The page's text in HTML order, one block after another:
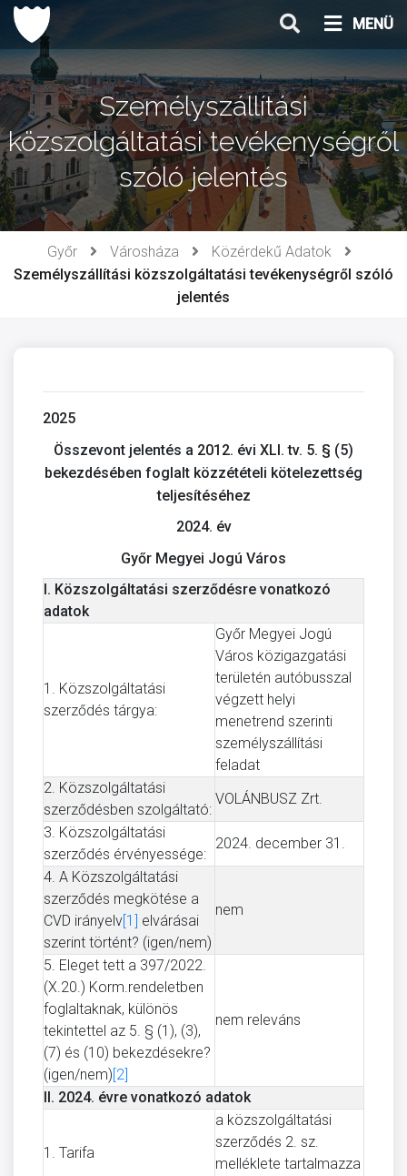
Ugrás
tartalomhoz
MENÜ
Személyszállítási
közszolgáltatási tevékenységről
szóló jelentés
Győr Városháza
Közérdekű Adatok
Személyszállítási közszolgáltatási tevékenységről szóló
jelentés
2025
Összevont jelentés a 2012. évi XLI. tv. 5. § (5)
bekezdésében foglalt közzétételi kötelezettség
teljesítéséhez
2024. év
Győr Megyei Jogú Város
I. Közszolgáltatási szerződésre vonatkozó
adatok
1. Közszolgáltatási
szerződés tárgya:
Győr Megyei Jogú
Város közigazgatási
területén autóbusszal
végzett helyi
menetrend szerinti
személyszállítási
feladat
2. Közszolgáltatási
szerződésben szolgáltató:
VOLÁNBUSZ Zrt.
3. Közszolgáltatási
szerződés érvényessége:
2024. december 31.
4. A Közszolgáltatási
szerződés megkötése a
CVD irányelv [1]
elvárásai
szerint történt? (igen/nem)
nem
5. Eleget tett a 397/2022.
(X.20.) Korm.rendeletben
foglaltaknak, különös
tekintettel az 5. § (1), (3),
(7) és (10) bekezdésekre?
(igen/nem) [2]
nem releváns
II. 2024. évre vonatkozó adatok
1. Tarifa
a közszolgáltatási
szerződés 2. sz.
melléklete tartalmazza